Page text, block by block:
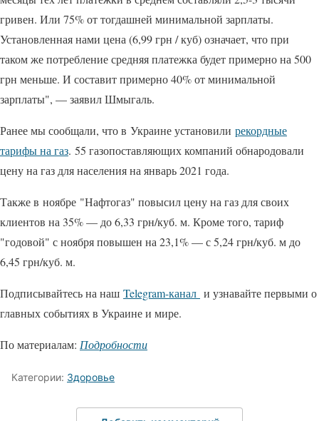
гривен. Или 75% от тогдашней минимальной зарплаты.
Установленная нами цена (6,99 грн / куб) означает, что при
таком же потребление средняя платежка будет примерно на 500
грн меньше. И составит примерно 40% от минимальной
зарплаты", — заявил Шмыгаль.
Ранее мы сообщали, что в Украине установили рекордные
тарифы на газ. 55 газопоставляющих компаний обнародовали
цену на газ для населения на январь 2021 года.
Также в ноябре "Нафтогаз" повысил цену на газ для своих
клиентов на 35% — до 6,33 грн/куб. м. Кроме того, тариф
"годовой" с ноября повышен на 23,1% — с 5,24 грн/куб. м до
6,45 грн/куб. м.
Подписывайтесь на наш Telegram-канал и узнавайте первыми о
главных событиях в Украине и мире.
По материалам: Подробности
Категории: Здоровье